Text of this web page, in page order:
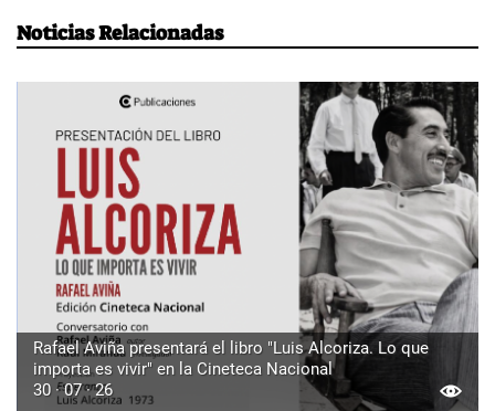
Noticias Relacionadas
Rafael Aviña presentará el libro "Luis Alcoriza. Lo que
importa es vivir" en la Cineteca Nacional
30 · 07 · 26